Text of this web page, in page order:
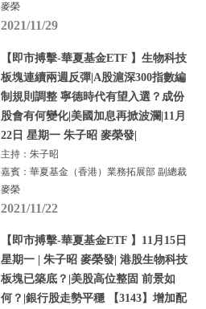
麥榮
2021/11/29
【即市搏擊-華夏基金ETF 】生物科技
板塊連續兩週反彈|A股滬深300指數編
制規則調整 寧德時代有望入選？成份
股會有何變化|美國加息再掀波瀾|11月
22日 星期一 朱子昭 麥榮發|
主持：朱子昭
嘉賓：華夏基金（香港）業務拓展部 副總裁
麥榮
2021/11/22
【即市搏擊-華夏基金ETF 】11月15日
星期一 | 朱子昭 麥榮發| 港股生物科技
板塊已築底？|美股高位整固 前景如
何？|銀行股走勢平穩 【3143】增加配